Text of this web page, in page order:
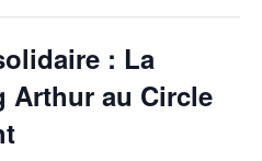
: La
Arthur au Circle